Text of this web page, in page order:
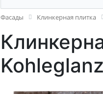
Фасады Клинкерная плитка
Kohleglanz